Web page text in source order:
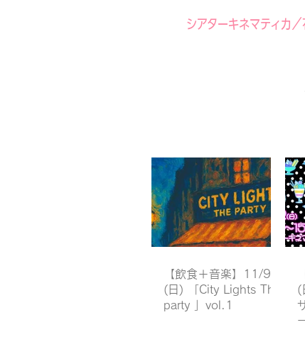
シアターキネマティカ
【飲食＋音楽】11/9
(日) 「City Lights The
party 」vol.1
(